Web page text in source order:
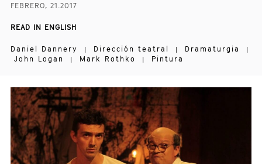
FEBRERO, 21.2017
READ IN ENGLISH
Daniel Dannery | Dirección teatral | Dramaturgia |
John Logan | Mark Rothko | Pintura